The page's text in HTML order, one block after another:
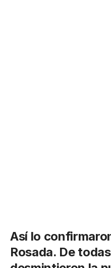
Así lo
Rosada. De